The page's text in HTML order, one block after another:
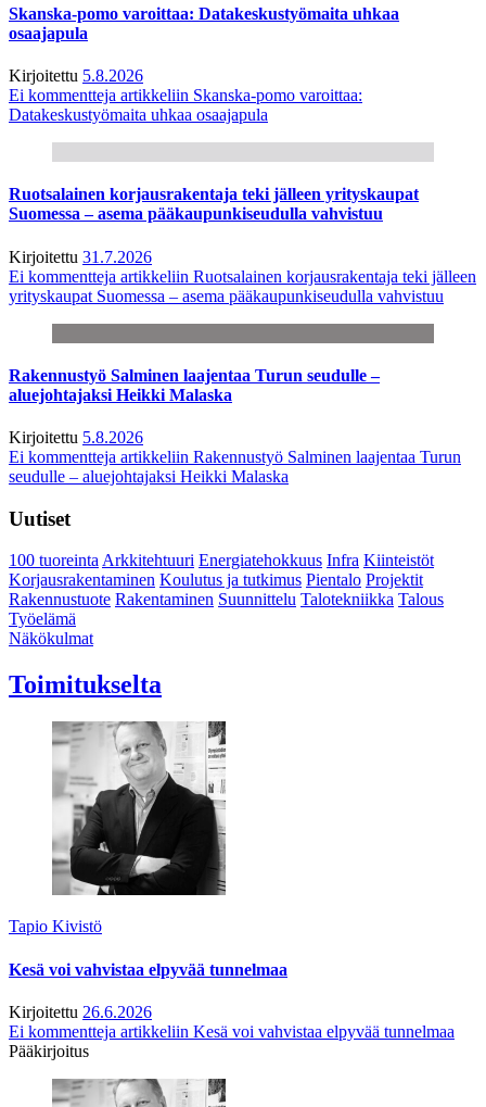
Skanska-pomo varoittaa: Datakeskustyömaita uhkaa
osaajapula
Kirjoitettu 5.8.2026
Ei kommentteja artikkeliin Skanska-pomo varoittaa:
Datakeskustyömaita uhkaa osaajapula
Ruotsalainen korjausrakentaja teki jälleen yrityskaupat
Suomessa – asema pääkaupunkiseudulla vahvistuu
Kirjoitettu 31.7.2026
Ei kommentteja artikkeliin Ruotsalainen korjausrakentaja teki jälleen
yrityskaupat Suomessa – asema pääkaupunkiseudulla vahvistuu
Rakennustyö Salminen laajentaa Turun seudulle –
aluejohtajaksi Heikki Malaska
Kirjoitettu 5.8.2026
Ei kommentteja artikkeliin Rakennustyö Salminen laajentaa Turun
seudulle – aluejohtajaksi Heikki Malaska
Uutiset
100 tuoreintaArkkitehtuuri Energiatehokkuus Infra Kiinteistöt
Korjausrakentaminen Koulutus ja tutkimus Pientalo Projektit
Rakennustuote Rakentaminen Suunnittelu Talotekniikka Talous
Työelämä
Näkökulmat
Toimitukselta
Tapio Kivistö
Kesä voi vahvistaa elpyvää tunnelmaa
Kirjoitettu 26.6.2026
Ei kommentteja artikkeliin Kesä voi vahvistaa elpyvää tunnelmaa
Pääkirjoitus